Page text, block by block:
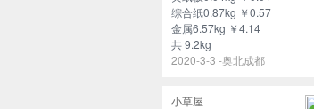
综合纸0.87kg ￥0.57
金属6.57kg ￥4.14
共 9.2kg
2020-3-3 -奥北成都
小草屋